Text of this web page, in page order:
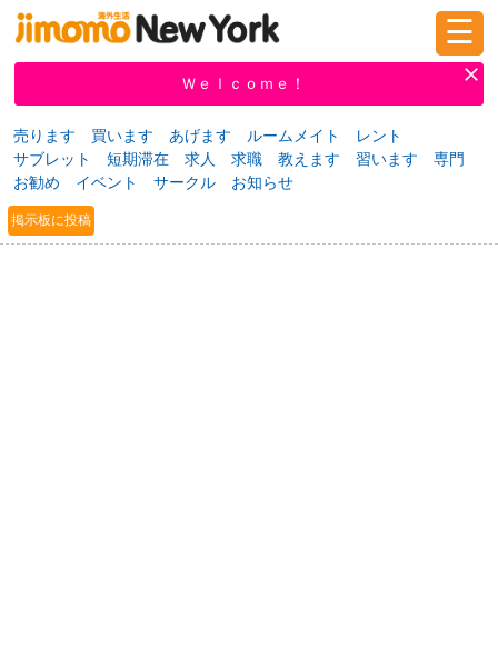
新規登録
掲示板 教えて！
☰
Ｗｅｌｃｏｍｅ！
売ります 買います あげます ルームメイト
レント
サブレット
短期滞在 求人 求職 教えます 習います
専門
お勧め
イベント サークル お知らせ
掲示板に投稿